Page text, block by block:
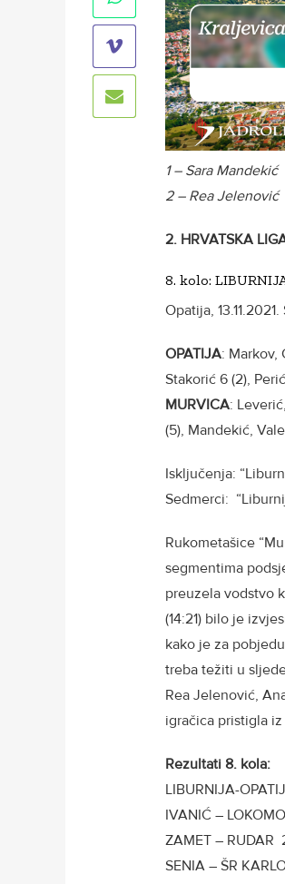
1 – Sara Mandekić
2 – Rea Jelenović
2. HRVATSKA
8. kolo:
Opatija,
OPATIJA: Markov,
Stakorić 6 (2),
MURVICA:
(5), Mandekić,
Isključenja:
Sedmerci:
Rukometašice
segmentima
preuzela vodstvo
(14:21) bilo je
kako je za
treba težiti u
Rea Jelenović,
igračica pristigla
Rezultati 8. kola:
LIBURNIJA-
IVANIĆ –
ZAMET – RUDAR
SENIA – ŠR